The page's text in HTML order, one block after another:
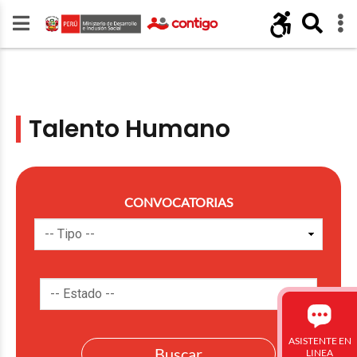
Talento Humano
CONVOCATORIAS
ASISTENTE EN
LINEA